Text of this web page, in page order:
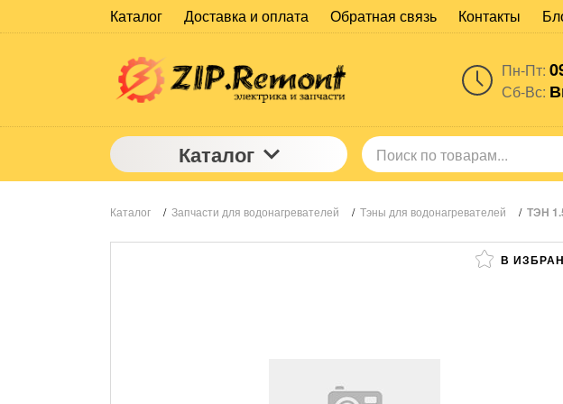
Каталог Доставка и оплата Обратная связь Контакты
Пн-Пт:
Сб-Вс:
Каталог
Каталог / Запчасти для водонагревателей / Тэны для водонагревателей / ТЭН
В